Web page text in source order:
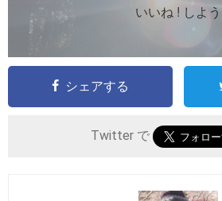
いいね ! しよう
シェアする
Twitter で